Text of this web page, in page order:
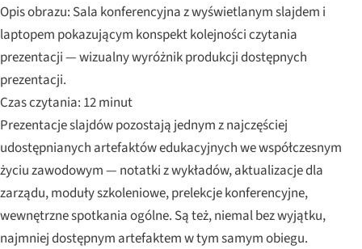
Opis obrazu: Sala konferencyjna z wyświetlanym slajdem i
laptopem pokazującym konspekt kolejności czytania
prezentacji — wizualny wyróżnik produkcji dostępnych
prezentacji.
Czas czytania: 12 minut
Prezentacje slajdów pozostają jednym z najczęściej
udostępnianych artefaktów edukacyjnych we współczesnym
życiu zawodowym — notatki z wykładów, aktualizacje dla
zarządu, moduły szkoleniowe, prelekcje konferencyjne,
wewnętrzne spotkania ogólne. Są też, niemal bez wyjątku,
najmniej dostępnym artefaktem w tym samym obiegu.